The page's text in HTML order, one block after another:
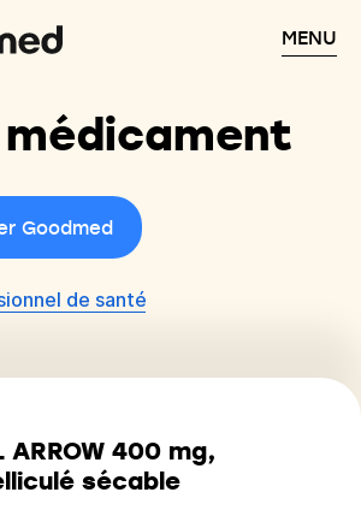
MENU
Goodmed
de santé
ARROW 400 mg,
sécable